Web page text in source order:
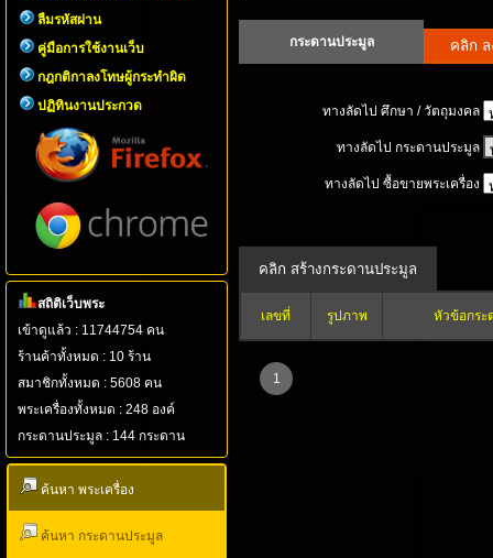
ลืมรหัสผ่าน
คู่มือการใช้งานเว็บ
กฎกติกาลงโทษผู้กระทำผิด
ปฏิทินงานประกวด
สถิติเว็บพระ
เข้าดูแล้ว : 11744754 คน
ร้านค้าทั้งหมด : 10 ร้าน
สมาชิกทั้งหมด : 5608 คน
พระเครื่องทั้งหมด : 248 องค์
กระดานประมูล : 144 กระดาน
ค้นหา พระเครื่อง
ค้นหา กระดานประมูล
กระดานประมูล
ทางลัดไป ศึกษา / วัตถุมงคล
ทางลัดไป กระดานประมูล
ทางลัดไป ซื้อขายพระเครื่อง
เลขที่ รูปภาพ หัวข้อกระ
1